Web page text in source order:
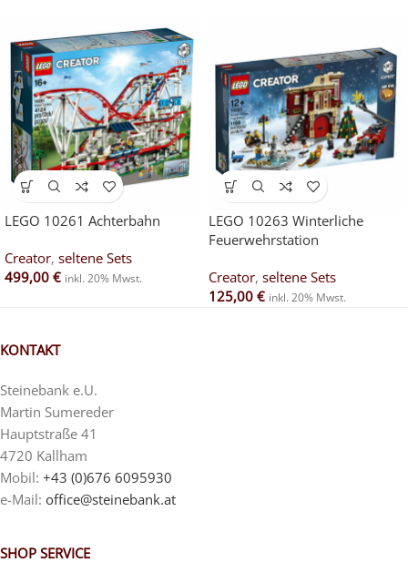
LEGO 10261 Achterbahn
Creator, seltene Sets
499,00 € inkl. 20% Mwst.
LEGO 10263 Winterliche
Feuerwehrstation
Creator, seltene Sets
125,00 € inkl. 20% Mwst.
KONTAKT
Steinebank e.U.
Martin Sumereder
Hauptstraße 41
4720 Kallham
Mobil: +43 (0)676 6095930
e-Mail: office@steinebank.at
SHOP SERVICE